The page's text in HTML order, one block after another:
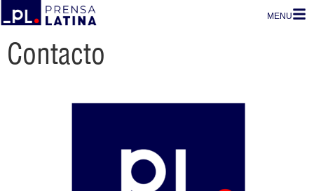
MENU
Contacto